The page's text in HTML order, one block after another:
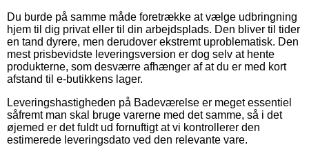
Du burde på samme måde foretrække at vælge udbringning
hjem til dig privat eller til din arbejdsplads. Den bliver til tider
en tand dyrere, men derudover ekstremt uproblematisk. Den
mest prisbevidste leveringsversion er dog selv at hente
produkterne, som desværre afhænger af at du er med kort
afstand til e-butikkens lager.
Leveringshastigheden på Badeværelse er meget essentiel
såfremt man skal bruge varerne med det samme, så i det
øjemed er det fuldt ud fornuftigt at vi kontrollerer den
estimerede leveringsdato ved den relevante vare.